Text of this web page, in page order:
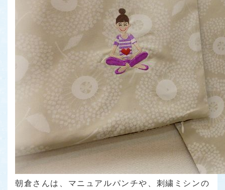
朝倉さんは、マニュアルパンチや、刺繍ミシンの